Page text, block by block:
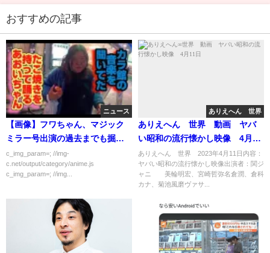
おすすめの記事
ニュース
【画像】フワちゃん、マジック
ミラー号出演の過去までも掘ら
れる
c_img_param=; //img-
c.net/output/category/anime.js
c_img_param=; //img...
ありえへん∞世界
ありえへん∞世界 動画 ヤバ
い昭和の流行懐かし映像 4月11
日
ありえへん∞世界 2023年4月11日内容：
ヤバい昭和の流行懐かし映像出演者：関ジ
ャニ∞ 美輪明宏、宮崎哲弥名倉潤、倉科
カナ、菊池風磨ヴァサ...